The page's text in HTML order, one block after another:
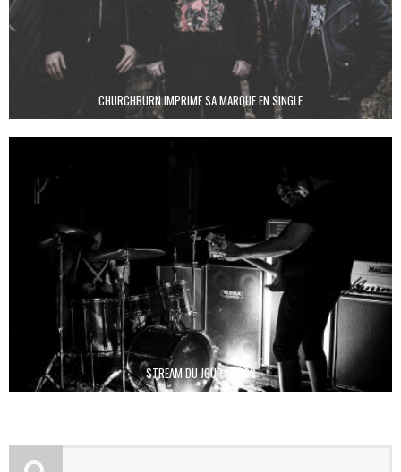
CHURCHBURN IMPRIME SA MARQUE EN SINGLE
STREAM DU JOUR : NYOS